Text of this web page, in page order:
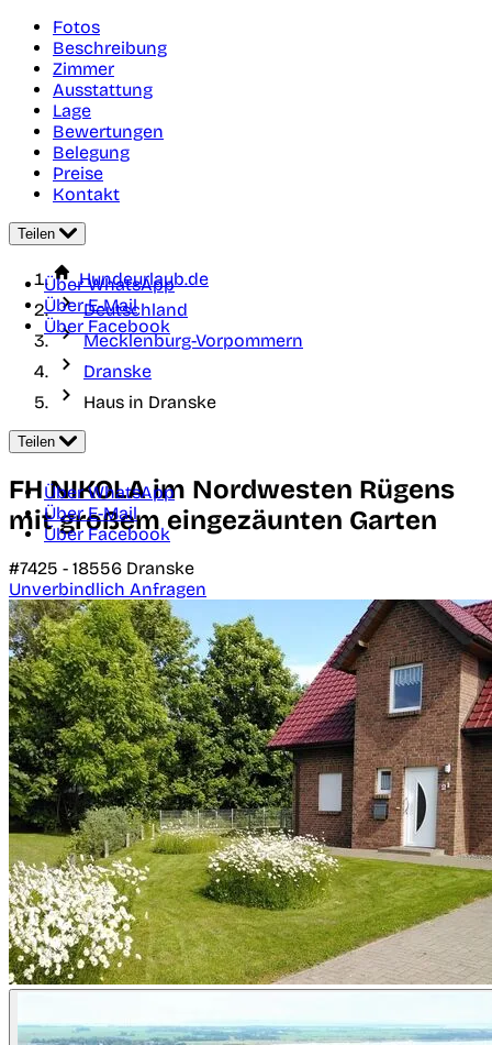
Fotos
Beschreibung
Zimmer
Ausstattung
Lage
Bewertungen
Belegung
Preise
Kontakt
Teilen
Über WhatsApp
Über E-Mail
Über Facebook
Hundeurlaub.de
Deutschland
Mecklenburg-Vorpommern
Dranske
Haus in Dranske
Teilen
Über WhatsApp
Über E-Mail
Über Facebook
FH NIKOLA im Nordwesten Rügens
mit großem eingezäunten Garten
#7425 - 18556 Dranske
Unverbindlich Anfragen